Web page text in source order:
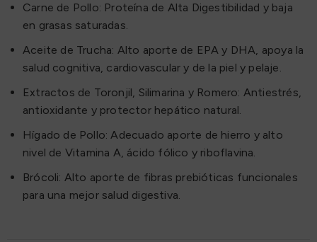
Carne de Pollo: Proteína de Alta Digestibilidad y baja
en grasas saturadas.
Aceite de Trucha: Alto aporte de EPA y DHA, apoya la
salud cognitiva, cardiovascular y de la piel y pelaje.
Extractos de Toronjil, Silimarina y Romero: Antiestrés,
antioxidante y protector hepático natural.
Hígado de Pollo: Adecuado aporte de hierro y alto
nivel de Vitamina A, ácido fólico y riboflavina.
Brócoli: Alto aporte de fibras prebióticas funcionales
para una mejor salud digestiva.